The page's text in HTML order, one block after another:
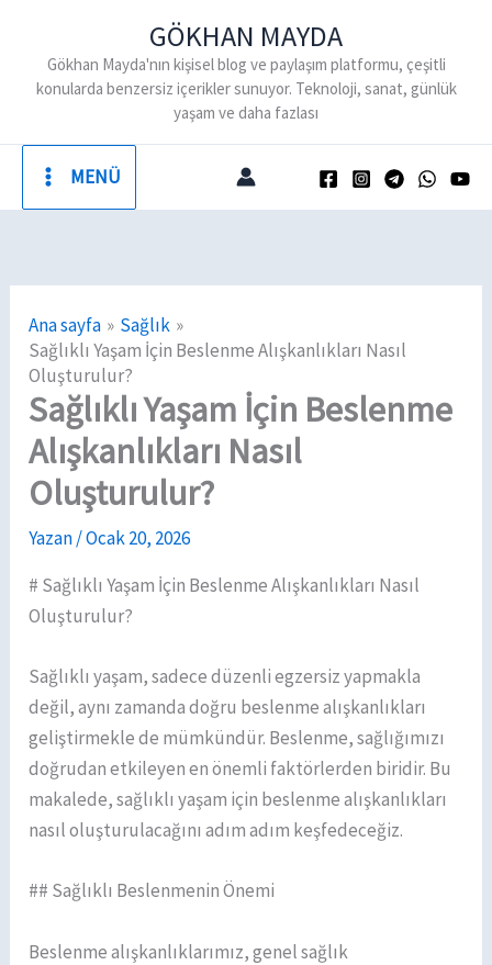
GÖKHAN MAYDA
Gökhan Mayda'nın kişisel blog ve paylaşım platformu, çeşitli
konularda benzersiz içerikler sunuyor. Teknoloji, sanat, günlük
yaşam ve daha fazlası
MENÜ
Ana sayfa
Sağlık
Sağlıklı Yaşam İçin Beslenme Alışkanlıkları Nasıl
Oluşturulur?
Sağlıklı Yaşam İçin Beslenme
Alışkanlıkları Nasıl
Oluşturulur?
Yazan/Ocak 20, 2026
# Sağlıklı Yaşam İçin Beslenme Alışkanlıkları Nasıl
Oluşturulur?
Sağlıklı yaşam, sadece düzenli egzersiz yapmakla
değil, aynı zamanda doğru beslenme alışkanlıkları
geliştirmekle de mümkündür. Beslenme, sağlığımızı
doğrudan etkileyen en önemli faktörlerden biridir. Bu
makalede, sağlıklı yaşam için beslenme alışkanlıkları
nasıl oluşturulacağını adım adım keşfedeceğiz.
## Sağlıklı Beslenmenin Önemi
Beslenme alışkanlıklarımız, genel sağlık